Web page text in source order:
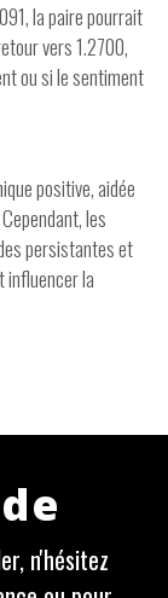
la paire pourrait
vers 1.2700,
ou si le sentiment
positive, aidée
les
persistantes et
influencer la
n'hésitez